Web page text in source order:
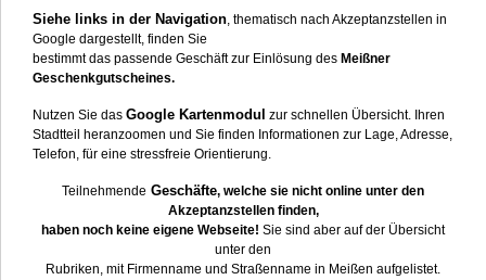
Siehe links in der Navigation, thematisch nach Akzeptanzstellen in
Google dargestellt, finden Sie
bestimmt das passende Geschäft zur Einlösung des Meißner
Geschenkgutscheines.
Nutzen Sie das Google Kartenmodul zur schnellen Übersicht. Ihren
Stadtteil heranzoomen und Sie finden Informationen zur Lage, Adresse,
Telefon, für eine stressfreie Orientierung.
Teilnehmende Geschäfte, welche sie nicht online unter den
Akzeptanzstellen finden,
haben noch keine eigene Webseite! Sie sind aber auf der Übersicht
unter den
Rubriken, mit Firmenname und Straßenname in Meißen aufgelistet.